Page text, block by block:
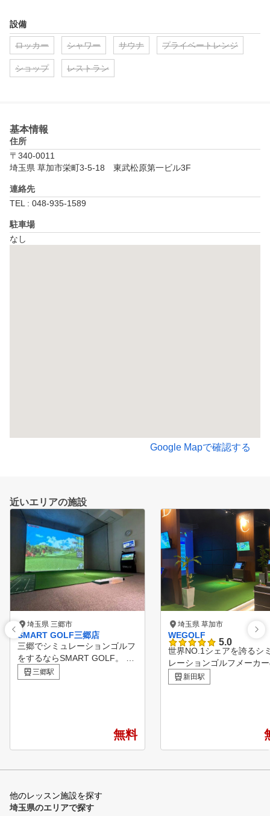
設備
ロッカー シャワー サウナ プライベートレンジ
ショップ レストラン
基本情報
住所
〒340-0011
埼玉県 草加市栄町3-5-18　東武松原第一ビル3F
連絡先
TEL : 048-935-1589
駐車場
なし
Google Mapで確認する
近いエリアの施設
埼玉県 三郷市
SMART GOLF三郷店
三郷でシミュレーションゴルフ
をするならSMART GOLF。 三
郷店は２ルームの個室空間で集
中してゴルフ練習をしていただ
していただける環境をご用意し
三郷駅
無料
埼玉県 草加市
WEGOLF
5.0
世界NO.1シェアを誇るシ
レーションゴルフメーカ
GOLFZON」を全打席に
たからこそできる正確な
受け放題で受講していた
サポートいたします！
新田駅
他のレッスン施設を探す
埼玉県のエリアで探す